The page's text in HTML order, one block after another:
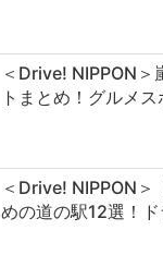
＜Drive! NIPPON＞
トまとめ！グルメ
＜Drive! NIPPON＞
めの道の駅12選！